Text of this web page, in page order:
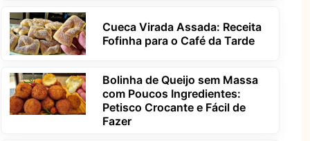
Cueca Virada Assada: Receita
Fofinha para o Café da Tarde
Bolinha de Queijo sem Massa
com Poucos Ingredientes:
Petisco Crocante e Fácil de
Fazer